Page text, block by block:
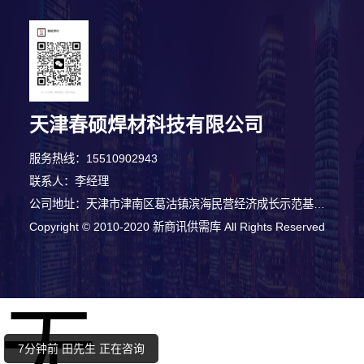
天津春硕焊材科技有限公司
服务热线：15510902943
联系人：李经理
公司地址：天津市津南区葛沽镇滨海民营经济成长示范基地会展经济中心606室20号
Copyright © 2010-2020 新商讯供需库 All Rights Reserved
5分钟前 张女士 正在咨询
7分钟前 田先生 正在咨询